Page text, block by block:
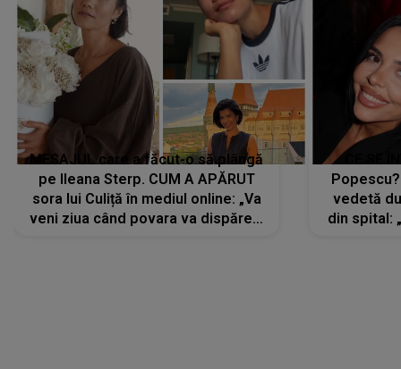
MESAJUL care a făcut-o să plângă
pe Ileana Sterp. CUM A APĂRUT
sora lui Culiță în mediul online: „Va
veni ziua când povara va dispărea,
vedetă
din spital: